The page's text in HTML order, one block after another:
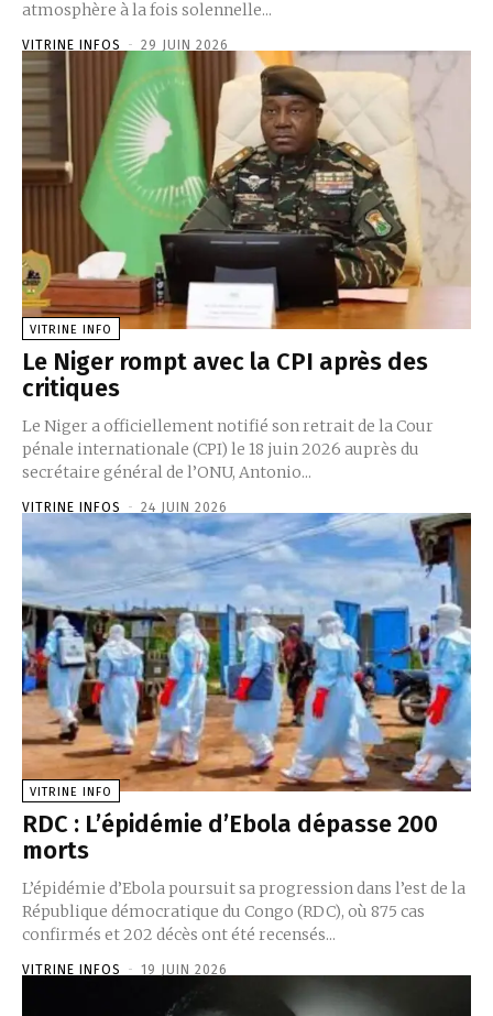
atmosphère à la fois solennelle...
VITRINE INFOS - 29 JUIN 2026
VITRINE INFO
Le Niger rompt avec la CPI après des
critiques
Le Niger a officiellement notifié son retrait de la Cour
pénale internationale (CPI) le 18 juin 2026 auprès du
secrétaire général de l’ONU, Antonio...
VITRINE INFOS - 24 JUIN 2026
VITRINE INFO
RDC : L’épidémie d’Ebola dépasse 200
morts
L’épidémie d’Ebola poursuit sa progression dans l’est de la
République démocratique du Congo (RDC), où 875 cas
confirmés et 202 décès ont été recensés...
VITRINE INFOS - 19 JUIN 2026